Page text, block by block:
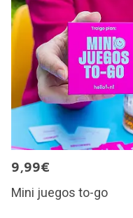
9,99€
Mini juegos to-go